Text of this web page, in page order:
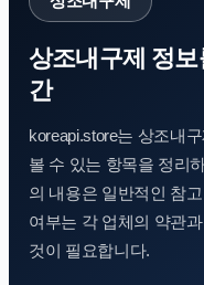
상조내구제 정
간
koreapi.store는 상조내
볼 수 있는 항목을 정리
의 내용은 일반적인 참
여부는 각 업체의 약관
것이 필요합니다.